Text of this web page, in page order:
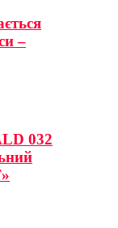
–
032